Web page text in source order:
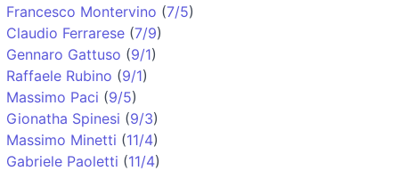
Francesco Montervino (7/5)
Claudio Ferrarese (7/9)
Gennaro Gattuso (9/1)
Raffaele Rubino (9/1)
Massimo Paci (9/5)
Gionatha Spinesi (9/3)
Massimo Minetti (11/4)
Gabriele Paoletti (11/4)